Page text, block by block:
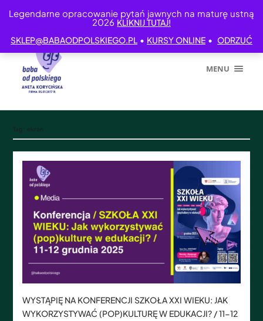
Legendarne opracowanie pytań jawnych na maturę ustną
2026 KLIKNIJ TUTAJ!
SKLEP@BABAODPOLSKIEGO.PL • KURSY ONLINE • ODRZUĆ
MENU
WYSTĄPIĘ NA KONFERENCJI SZKOŁA XXI WIEKU: JAK
WYKORZYSTYWAĆ (POP)KULTURĘ W EDUKACJI? / 11-12